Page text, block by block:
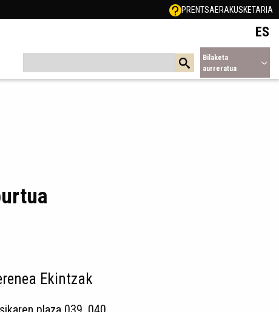
PRENTSAERAKUSKETARIA
ES
Bilaketa
aurreratua
Ekintzak